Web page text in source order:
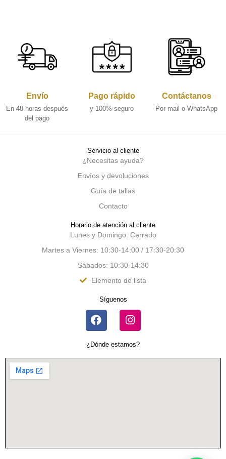
Envío
En 48 horas después
del pago
Pago rápido
y 100% seguro
Contáctanos
Por mail o WhatsApp
Servicio al cliente
¿Necesitas ayuda?
Envíos y devoluciones
Guía de tallas
Contacto
Horario de atención al cliente
Lunes y Domingo: Cerrado
Martes a Viernes: 10:30-14:00 / 17:30-20:30
Sábados: 10:30-14:30
Elemento de lista
Síguenos
¿Dónde estamos?